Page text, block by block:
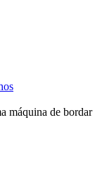
máquina de